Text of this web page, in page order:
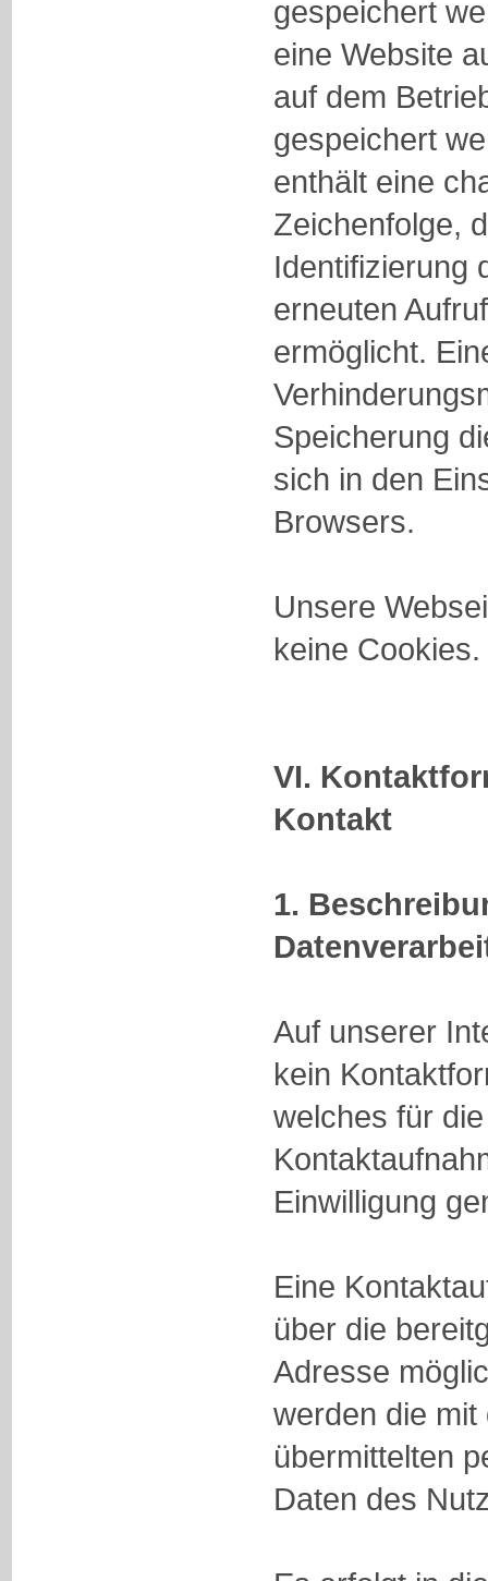
gespeichert
eine Website
auf dem
gespeichert
enthält eine
Zeichenfolge,
Identifizierung
erneuten
ermöglicht.
Speicherung
sich in den
Browsers.
Unsere
keine Cookies.
VI.
Kontakt
1.
Auf unserer
kein
welches für
Einwilligung
Eine
über die
Adresse
werden die mit
übermittelten
Daten des